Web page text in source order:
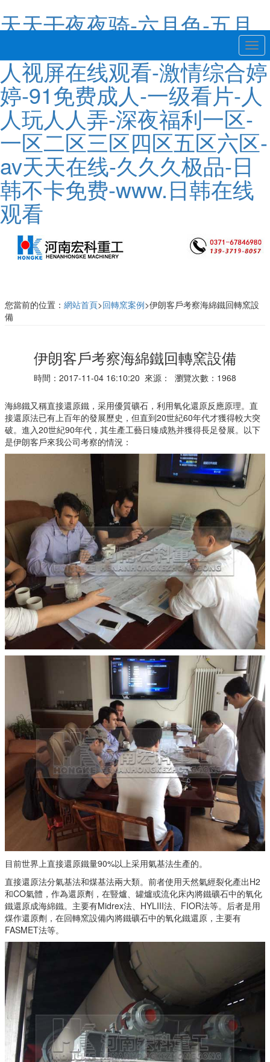
天天干夜夜骑-六月色-五月
天色综合-久久伊人网站-成
人视屏在线观看-激情综合婷
婷-91免费成人-一级看片-人
人玩人人弄-深夜福利一区-
一区二区三区四区五区六区-
av天天在线-久久久极品-日
韩不卡免费-www.日韩在线
观看
您當前的位置： 網站首頁>回轉窯案例>伊朗客戶考察海綿鐵回轉窯設
備
伊朗客戶考察海綿鐵回轉窯設備
時間：2017-11-04 16:10:20 來源： 瀏覽次數：1968
海綿鐵又稱直接還原鐵，采用優質礦石，利用氧化還原反應原理。直
接還原法已有上百年的發展歷史，但直到20世紀60年代才獲得較大突
破。進入20世紀90年代，其生產工藝日臻成熟并獲得長足發展。以下
是伊朗客戶來我公司考察的情況：
目前世界上直接還原鐵量90%以上采用氣基法生產的。
直接還原法分氣基法和煤基法兩大類。前者使用天然氣經裂化產出H2
和CO氣體，作為還原劑，在豎爐、罐爐或流化床內將鐵礦石中的氧化
鐵還原成海綿鐵。主要有Midrex法、HYLIII法、FIOR法等。后者是用
煤作還原劑，在回轉窯設備內將鐵礦石中的氧化鐵還原，主要有
FASMET法等。